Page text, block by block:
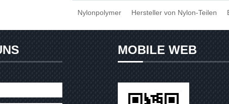
Nylonpolymer Hersteller von Nylon-Teilen
MOBILE WEB